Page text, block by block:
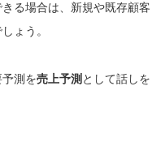
る場合は、新規や既存顧客
ょう。
測を売上予測 として話しを